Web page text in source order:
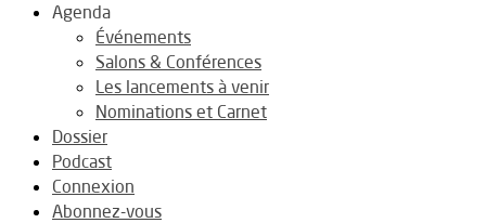
Agenda
Événements
Salons & Conférences
Les lancements à venir
Nominations et Carnet
Dossier
Podcast
Connexion
Abonnez-vous